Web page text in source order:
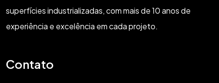
superfícies industrializadas, com mais de 10 anos de
experiência e excelência em cada projeto.
Contato